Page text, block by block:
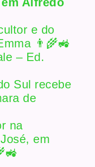
e do
👨‍🌾🚜
– Ed.
Sul recebe
de
na
em